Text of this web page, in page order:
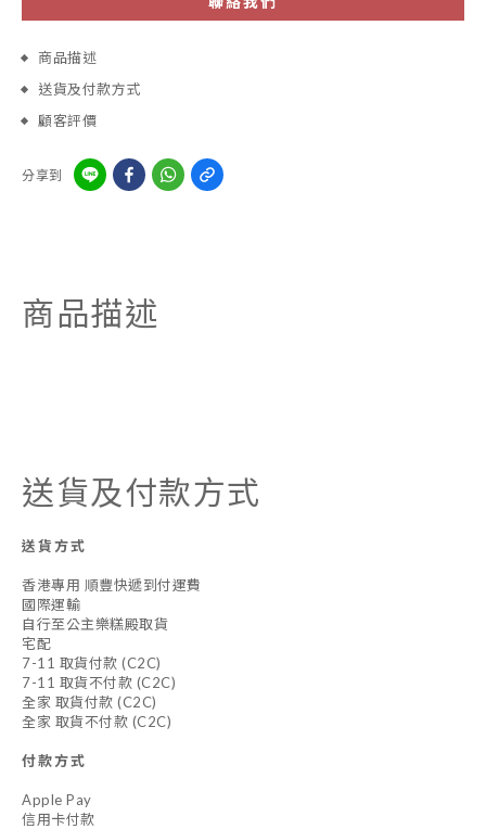
商品描述
送貨及付款方式
顧客評價
分享到
商品描述
送貨及付款方式
送貨方式
香港專用 順豐快遞到付運費
國際運輸
自行至公主樂糕殿取貨
宅配
7-11 取貨付款 (C2C)
7-11 取貨不付款 (C2C)
全家 取貨付款 (C2C)
全家 取貨不付款 (C2C)
付款方式
Apple Pay
信用卡付款